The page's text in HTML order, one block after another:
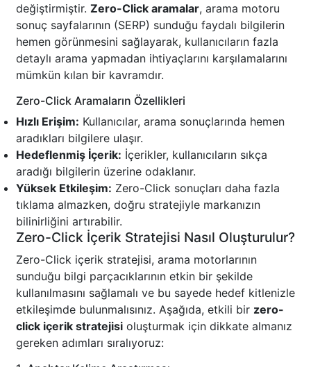
değiştirmiştir. Zero-Click aramalar, arama motoru
sonuç sayfalarının (SERP) sunduğu faydalı bilgilerin
hemen görünmesini sağlayarak, kullanıcıların fazla
detaylı arama yapmadan ihtiyaçlarını karşılamalarını
mümkün kılan bir kavramdır.
Zero-Click Aramaların Özellikleri
Hızlı Erişim: Kullanıcılar, arama sonuçlarında hemen
aradıkları bilgilere ulaşır.
Hedeflenmiş İçerik: İçerikler, kullanıcıların sıkça
aradığı bilgilerin üzerine odaklanır.
Yüksek Etkileşim: Zero-Click sonuçları daha fazla
tıklama almazken, doğru stratejiyle markanızın
bilinirliğini artırabilir.
Zero-Click İçerik Stratejisi Nasıl Oluşturulur?
Zero-Click içerik stratejisi, arama motorlarının
sunduğu bilgi parçacıklarının etkin bir şekilde
kullanılmasını sağlamalı ve bu sayede hedef kitlenizle
etkileşimde bulunmalısınız. Aşağıda, etkili bir zero-
click içerik stratejisi oluşturmak için dikkate almanız
gereken adımları sıralıyoruz: